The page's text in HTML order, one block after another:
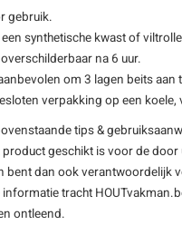
gebruik.
synthetische kwast of
na 6 uur.
om 3 lagen beits aan
verpakking op een
tips &
geschikt is voor de
dan ook verantwoordelijk
tracht
ontleend.